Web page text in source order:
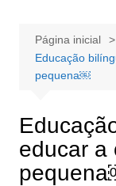
Página inicial
Educação
pequena￼
educar a